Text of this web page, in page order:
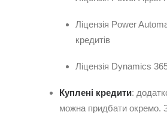
Ліцензія Power
кредитів
Ліцензія Dynamics
Куплені кредити:
можна придбати окремо.